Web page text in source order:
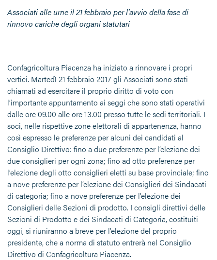
Associati alle urne il 21 febbraio per l’avvio della fase di
rinnovo cariche degli organi statutari
Confagricoltura Piacenza ha iniziato a rinnovare i propri
vertici. Martedì 21 febbraio 2017 gli Associati sono stati
chiamati ad esercitare il proprio diritto di voto con
l’importante appuntamento ai seggi che sono stati operativi
dalle ore 09.00 alle ore 13.00 presso tutte le sedi territoriali. I
soci, nelle rispettive zone elettorali di appartenenza, hanno
così espresso le preferenze per alcuni dei candidati al
Consiglio Direttivo: fino a due preferenze per l’elezione dei
due consiglieri per ogni zona; fino ad otto preferenze per
l’elezione degli otto consiglieri eletti su base provinciale; fino
a nove preferenze per l’elezione dei Consiglieri dei Sindacati
di categoria; fino a nove preferenze per l’elezione dei
Consiglieri delle Sezioni di prodotto. I consigli direttivi delle
Sezioni di Prodotto e dei Sindacati di Categoria, costituiti
oggi, si riuniranno a breve per l’elezione del proprio
presidente, che a norma di statuto entrerà nel Consiglio
Direttivo di Confagricoltura Piacenza.